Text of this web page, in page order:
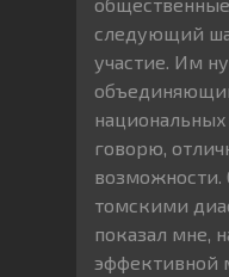
следующий
участие. Им
говорю,
возможности.
томскими
показал мне,
эффективной